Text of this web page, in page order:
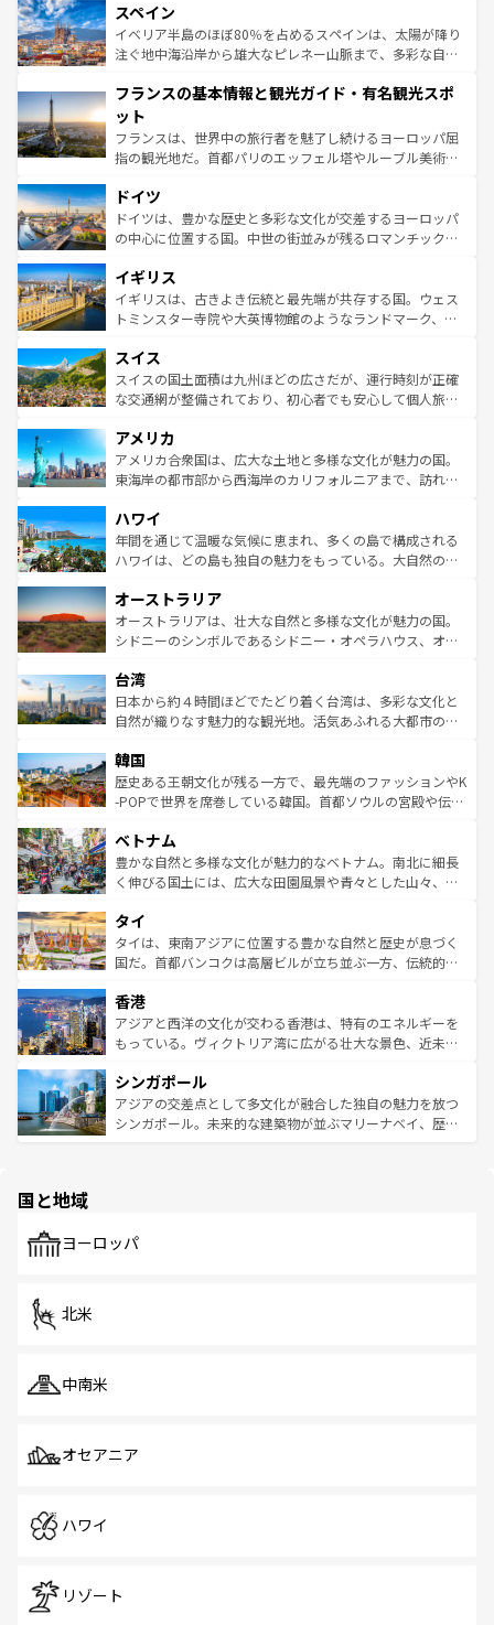
ろん、トスカーナの美しい田園風景やアマルフィ海岸の絶
景など、自然景観も見逃せない。観光の合間には、本場の
ピザやパスタなど、絶品のイタリア料理を堪能することも
ませてくれるイタリアで、忘れられない旅をしてみよう！
なお、新着のイタリア情報は
しい。
スペイン
イベリア半島のほぼ80％を占めるスペインは、太陽が降り
注ぐ地中海沿岸から雄大なピレネー山脈まで、多彩な自然
文化が根付くこの国では、情熱的なフラメンコ、熱気あふ
れる闘牛、そして美味しいタパスが生活の一部となってい
る。首都マドリードの洗練された雰囲気や、バルセロナの
アートに溢れた街角から、地方では古代ローマ遺跡や中世
せる。地方によって風土や気候が異なるスペインはその個
性で訪れる人を魅了する。 なお、新着のスペイン情報は コ
ンテンツ一覧を参照してほしい。
フランスの基本情報と観光ガイド・有名観光スポ
ット
フランスは、世界中の旅行者を魅了し続けるヨーロッパ屈
指の観光地だ。首都パリのエッフェル塔やルーブル美術館
で、幅広い魅力が詰まっている。華麗な宮殿、歴史的な大
聖堂、美しいビーチ、そして豊かな自然が、訪れる者を心
から魅了する。また、フランスは美食の国としても知ら
いる。シャンパンの発祥地であるランス、プロヴァンスの
香り高いラベンダー畑など、多彩な楽しみ方が可能だ。さ
らに、パリ以外の地域にも魅力が溢れており、どの街角に
れる地方に足を運ぶとそれぞれで全く異なる文化を体験で
きるだろう。 なお、新着のフランス情報はコンテンツ一覧
を参照してほしい。
ドイツ
ドイツは、豊かな歴史と多彩な文化が交差するヨーロッパ
の中心に位置する国。中世の街並みが残るロマンチック街
顔を持つこの国は、どこを歩いても飽きることがない。ベ
ルリンの文化的活気、バイエルン州のアルプスの絶景、そ
してライン川沿いのワイン畑といった風景は必見。ビール
は、お酒好きな人にはぜひ体験してほしい。 なお、新着の
ドイツ情報はコンテンツ一覧を参照してほしい。
イギリス
イギリスは、古きよき伝統と最先端が共存する国。ウェス
トミンスター寺院や大英博物館のようなランドマーク、歴
リアごとに異なる魅力がある。また、優雅なアフタヌーン
ティー、ビール好きにはたまらない英国パブ、サッカー観
戦など、本場だからこそできる体験も豊富。イギリスを旅
ンツ一覧を参照してほしい。
スイス
スイスの国土面積は九州ほどの広さだが、運行時刻が正確
な交通網が整備されており、初心者でも安心して個人旅行
の建物がそのまま残る町や、スイスならではのユニークな
博物館もあり、アルプス観光だけでなく町歩きも満喫する
ことができる。国民の所得が高いため物価も高いが、旅行
ば市内交通費無料で観光を楽しむこともできる。 なお、新
着のスイス情報はコンテンツ一覧 を参照してほしい。
アメリカ
アメリカ合衆国は、広大な土地と多様な文化が魅力の国。
東海岸の都市部から西海岸のカリフォルニアまで、訪れる
のような巨大都市は、観光、ショッピング、エンターテイ
ンメントが詰まった刺激的なスポットだ。一方、アメリカ
西部には大自然が広がり、グランドキャニオンやイエロー
部のニューオーリンズでは、音楽と美食が融合した独特の
文化が魅力。旅行者はアメリカの各地域で異なる魅力を楽
しみながら、その多様性と豊かな歴史を感じることができ
ならではの贅沢な旅のスタイルだ。 なお、新着のアメリカ
情報はコンテンツ一覧を参照してほしい。
ハワイ
年間を通じて温暖な気候に恵まれ、多くの島で構成される
ハワイは、どの島も独自の魅力をもっている。大自然の神
ワイ島は見逃せない。また、定番の観光地といえばオアフ
島だが、静かな自然を求めるならマウイ島やカウアイ島が
おすすめ。エメラルドグリーンに輝く海をはじめ、豊かな
れるおもてなしの心で訪れる人々を迎えてくれるハワイの
人々、おいしいローカルフードやハワイアンミュージッ
ク、伝統的なフラダンスなど、すべてがハワイの魅力を彩
ワイを、存分に味わってほしい。 なお、新着のハワイ情報
はコンテンツ一覧を参照してほしい。
オーストラリア
オーストラリアは、壮大な自然と多様な文化が魅力の国。
シドニーのシンボルであるシドニー・オペラハウス、オー
リアリーフや大陸中央部にそびえるウルル（エアーズロッ
ク）、タスマニアの美しい原生林やケアンズの熱帯雨林な
ど、見どころがたくさん。また、カフェやワイン、オージ
いる。アクティビティも充実しており、サーフィンやダイ
ビング、ハイキングなど、アウトドア好きにはたまらな
い。オーストラリアの多彩な魅力を存分に味わいつくそ
参照してほしい。
台湾
日本から約４時間ほどでたどり着く台湾は、多彩な文化と
自然が織りなす魅力的な観光地。活気あふれる大都市の台
ン）、静ひつな山岳地帯である台湾東部など、都市の喧騒
と山間の静けさが共存しており、訪れる人に新しい発見と
驚きをもたらしてくれる。また、奥深い台湾の食文化も魅
容にもいいと評判のスイーツなど、バラエティ豊かな料理
が味わえる。 なお、新着の台湾情報は コンテンツ一覧を参
照してほしい。
韓国
歴史ある王朝文化が残る一方で、最先端のファッションやK
-POPで世界を席巻している韓国。首都ソウルの宮殿や伝統
き、地方に足を延ばせば四季折々の自然美を楽しむことが
できる。そして、キムチや焼肉、絶品のストリートフード
まで、さまざまな韓国料理が待っている。夜には、韓国な
リティに包まれながら、韓国の多彩な魅力を心ゆくまで味
わってみてほしい。 なお、新着の韓国情報はコンテンツ一
覧を参照してほしい。
ベトナム
豊かな自然と多様な文化が魅力的なベトナム。南北に細長
く伸びる国土には、広大な田園風景や青々とした山々、世
急速な発展と共に伝統が息づく。ハノイの古い町並みやホ
ーチミン市のフランス統治時代の建物も、独特の雰囲気を
醸し出している。また、バラエティの豊かさとおいしさで
とつ。フォーやバインミー、ベトナムコーヒーなどは、ぜ
ひ現地で味わいたい。どの地域を訪れてもあたたかい人々
が旅行者を迎えてくれるので、きっと忘れられない旅にな
参照してほしい。
タイ
タイは、東南アジアに位置する豊かな自然と歴史が息づく
国だ。首都バンコクは高層ビルが立ち並ぶ一方、伝統的な
の活気が交差している。北部ではチェンマイなどの山岳地
帯で自然と触れ合い、南部ではプーケットやクラビの美し
いビーチでリゾート気分を楽しむことができる。タイ料理
激する。気候は一年中温暖で、どの季節にも異なる楽しみ
が待っている。親しみやすいタイの人々、仏教を中心とし
た文化、そして多様な観光資源が、訪れる旅人を魅了し続
香港
アジアと西洋の文化が交わる香港は、特有のエネルギーを
もっている。ヴィクトリア湾に広がる壮大な景色、近未来
み、どこを訪れても感動するはず。観光スポットが密集し
ており、効率よく見どころを回れるのも魅力。息をのむよ
うな絶景から文化的な体験まで、香港を存分に楽しみ尽く
シンガポール
アジアの交差点として多文化が融合した独自の魅力を放つ
シンガポール。未来的な建築物が並ぶマリーナベイ、歴史
で、ホーカーズは地元の風情を楽しめる外せないスポット
国と地域
ヨーロッパ
北米
中南米
オセアニア
ハワイ
リゾート